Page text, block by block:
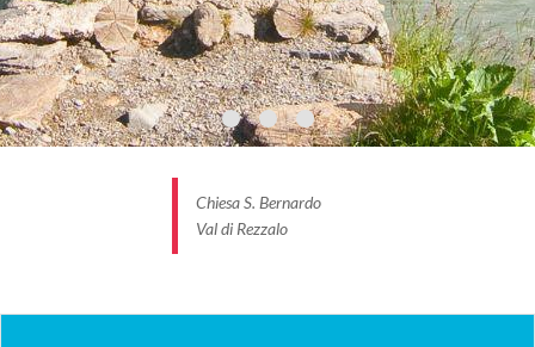
Chiesa S. Bernardo
Val di Rezzalo